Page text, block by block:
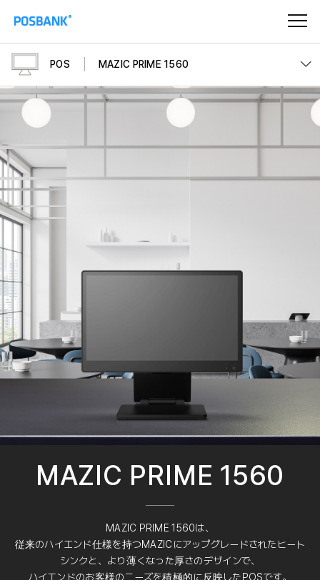
POS MAZIC PRIME 1560
MAZIC PRIME 1560
MAZIC PRIME 1560は、
従来のハイエンド仕様を持つMAZICにアップグレードされたヒート
シンクと、より薄くなった厚さのデザインで、
ハイエンドのお客様のニーズを積極的に反映したPOSです。